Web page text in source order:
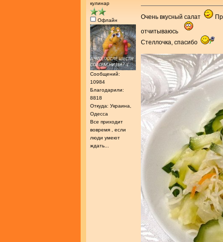
кулинар
Офлайн
Сообщений:
10984
Благодарили:
8818
Откуда: Украина,
Одесса
Все приходит
вовремя , если
люди умеют
ждать...
Очень вкусный салат
отчитываюсь
Стеллочка, спасибо